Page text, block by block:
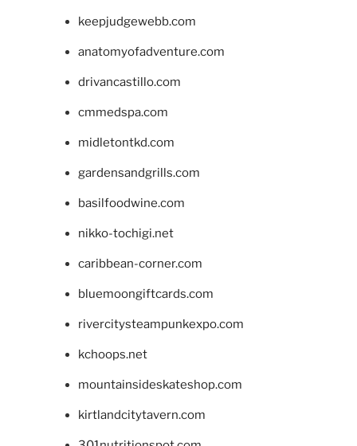
keepjudgewebb.com
anatomyofadventure.com
drivancastillo.com
cmmedspa.com
midletontkd.com
gardensandgrills.com
basilfoodwine.com
nikko-tochigi.net
caribbean-corner.com
bluemoongiftcards.com
rivercitysteampunkexpo.com
kchoops.net
mountainsideskateshop.com
kirtlandcitytavern.com